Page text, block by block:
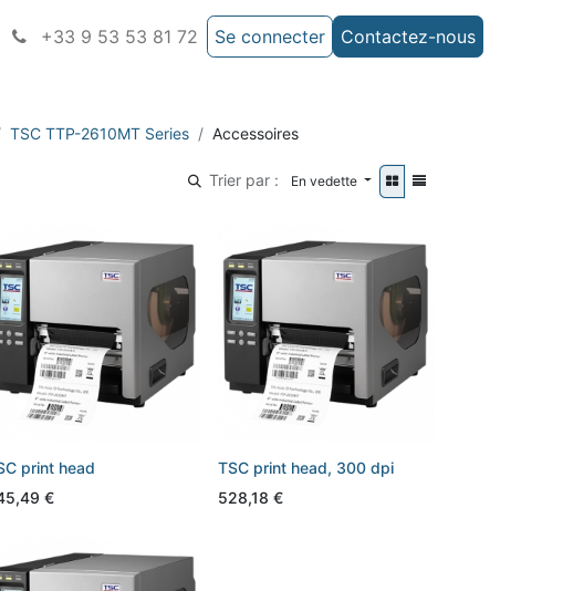
+33 9 53 53 81 72 Se connecter Contactez-nous
TSC TTP-2610MT Series Accessoires
Trier par : En vedette
print head
€
TSC print head, 300 dpi
528,18 €